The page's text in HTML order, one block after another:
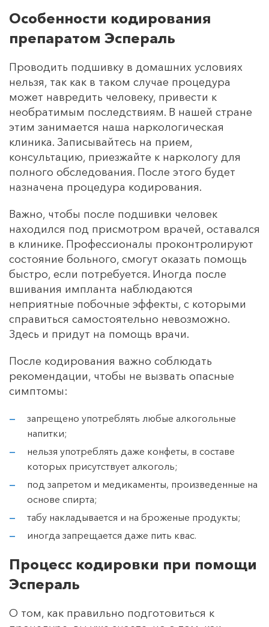
Особенности кодирования
препаратом Эспераль
Проводить подшивку в домашних условиях
нельзя, так как в таком случае процедура
может навредить человеку, привести к
необратимым последствиям. В нашей стране
этим занимается наша наркологическая
клиника. Записывайтесь на прием,
консультацию, приезжайте к наркологу для
полного обследования. После этого будет
назначена процедура кодирования.
Важно, чтобы после подшивки человек
находился под присмотром врачей, оставался
в клинике. Профессионалы проконтролируют
состояние больного, смогут оказать помощь
быстро, если потребуется. Иногда после
вшивания импланта наблюдаются
неприятные побочные эффекты, с которыми
справиться самостоятельно невозможно.
Здесь и придут на помощь врачи.
После кодирования важно соблюдать
рекомендации, чтобы не вызвать опасные
симптомы:
запрещено употреблять любые алкогольные
напитки;
нельзя употреблять даже конфеты, в составе
которых присутствует алкоголь;
под запретом и медикаменты, произведенные на
основе спирта;
табу накладывается и на броженые продукты;
иногда запрещается даже пить квас.
Процесс кодировки при помощи
Эспераль
О том, как правильно подготовиться к